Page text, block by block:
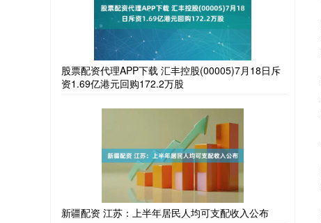
股票配资代理APP下载 汇丰控股(00005)7月18日斥
资1.69亿港元回购172.2万股
新疆配资 江苏：上半年居民人均可支配收入公布